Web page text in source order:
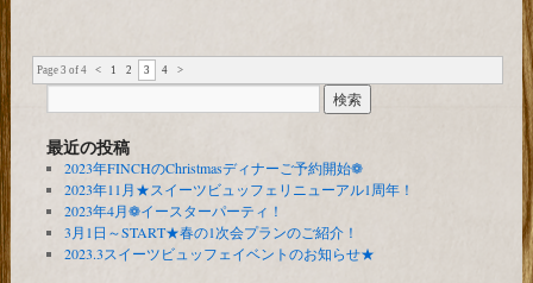
Page 3 of 4 < 1 2 3 4 >
最近の投稿
2023年FINCHのChristmasディナーご予約開始❁
2023年11月★スイーツビュッフェリニューアル1周年！
2023年4月❁イースターパーティ！
3月1日～START★春の1次会プランのご紹介！
2023.3スイーツビュッフェイベントのお知らせ★